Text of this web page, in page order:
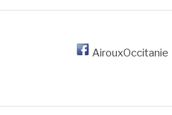
AirouxOccitanie